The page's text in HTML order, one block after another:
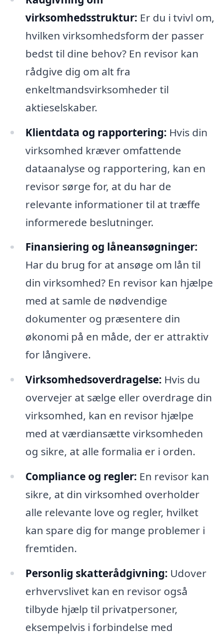
virksomhedsstruktur: Er du i tvivl om,
hvilken virksomhedsform der passer
bedst til dine behov? En revisor kan
rådgive dig om alt fra
enkeltmandsvirksomheder til
aktieselskaber.
Klientdata og rapportering: Hvis din
virksomhed kræver omfattende
dataanalyse og rapportering, kan en
revisor sørge for, at du har de
relevante informationer til at træffe
informerede beslutninger.
Finansiering og låneansøgninger:
Har du brug for at ansøge om lån til
din virksomhed? En revisor kan hjælpe
med at samle de nødvendige
dokumenter og præsentere din
økonomi på en måde, der er attraktiv
for långivere.
Virksomhedsoverdragelse: Hvis du
overvejer at sælge eller overdrage din
virksomhed, kan en revisor hjælpe
med at værdiansætte virksomheden
og sikre, at alle formalia er i orden.
Compliance og regler: En revisor kan
sikre, at din virksomhed overholder
alle relevante love og regler, hvilket
kan spare dig for mange problemer i
fremtiden.
Personlig skatterådgivning: Udover
erhvervslivet kan en revisor også
tilbyde hjælp til privatpersoner,
eksempelvis i forbindelse med